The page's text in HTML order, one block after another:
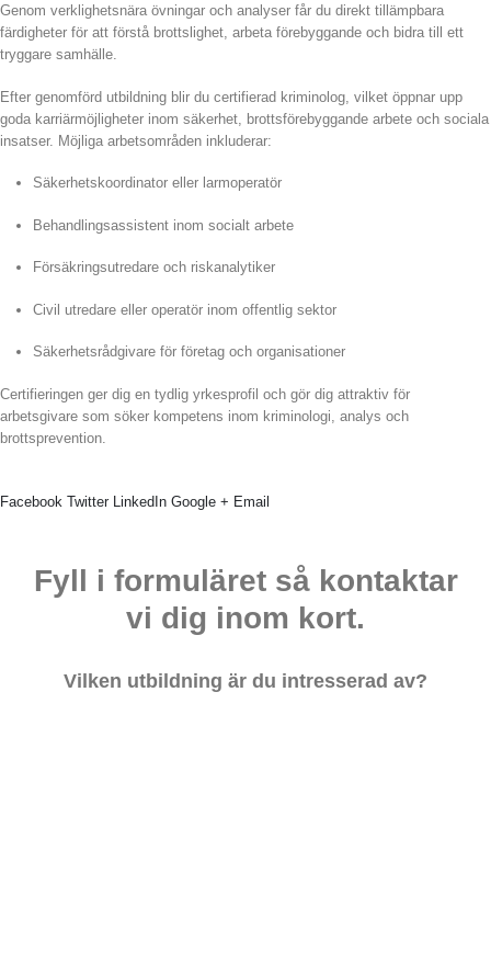
Genom verklighetsnära övningar och analyser får du direkt tillämpbara
färdigheter för att förstå brottslighet, arbeta förebyggande och bidra till ett
tryggare samhälle.
Efter genomförd utbildning blir du certifierad kriminolog, vilket öppnar upp
goda karriärmöjligheter inom säkerhet, brottsförebyggande arbete och sociala
insatser. Möjliga arbetsområden inkluderar:
Säkerhetskoordinator eller larmoperatör
Behandlingsassistent inom socialt arbete
Försäkringsutredare och riskanalytiker
Civil utredare eller operatör inom offentlig sektor
Säkerhetsrådgivare för företag och organisationer
Certifieringen ger dig en tydlig yrkesprofil och gör dig attraktiv för
arbetsgivare som söker kompetens inom kriminologi, analys och
brottsprevention.
Facebook Twitter LinkedIn Google + Email
Fyll i formuläret så kontaktar
vi dig inom kort.
Vilken utbildning är du intresserad av?